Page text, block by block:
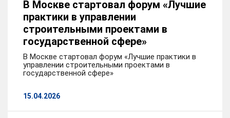
В Москве стартовал форум «Лучшие
практики в управлении
строительными проектами в
государственной сфере»
В Москве стартовал форум «Лучшие практики в
управлении строительными проектами в
государственной сфере»
15.04.2026